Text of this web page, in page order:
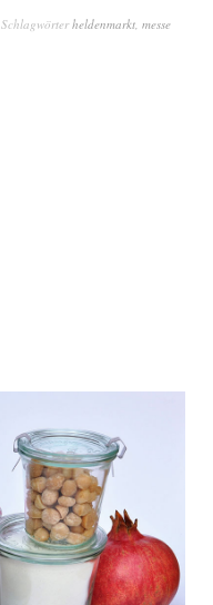
Schlagwörterheldenmarkt messe